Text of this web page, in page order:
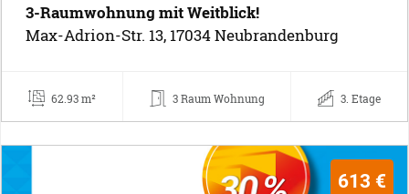
3-Raumwohnung mit Weitblick!
Max-Adrion-Str. 13, 17034 Neubrandenburg
62.93 m² 3 Raum Wohnung 3. Etage
613 €